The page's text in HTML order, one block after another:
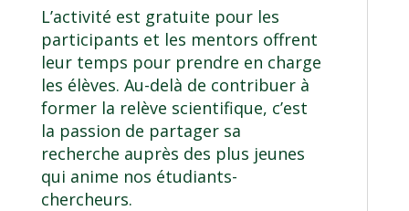
L’activité est gratuite pour les
participants et les mentors offrent
leur temps pour prendre en charge
les élèves. Au-delà de contribuer à
former la relève scientifique, c’est
la passion de partager sa
recherche auprès des plus jeunes
qui anime nos étudiants-
chercheurs.